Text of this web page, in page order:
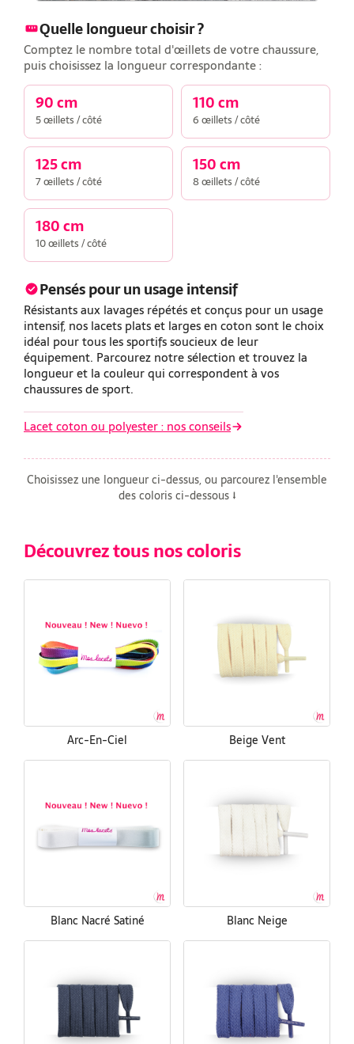
Quelle longueur choisir ?
Comptez le nombre total d'œillets de votre chaussure,
puis choisissez la longueur correspondante :
90 cm
5 œillets / côté
110 cm
6 œillets / côté
125 cm
7 œillets / côté
150 cm
8 œillets / côté
180 cm
10 œillets / côté
Pensés pour un usage intensif
Résistants aux lavages répétés et conçus pour un usage
intensif, nos lacets plats et larges en coton sont le choix
idéal pour tous les sportifs soucieux de leur
équipement. Parcourez notre sélection et trouvez la
longueur et la couleur qui correspondent à vos
chaussures de sport.
Lacet coton ou polyester : nos conseils
Choisissez une longueur ci-dessus, ou parcourez l'ensemble
des coloris ci-dessous ⭣
Découvrez tous nos coloris
Arc-En-Ciel Beige Vent
Blanc Nacré Satiné Blanc Neige